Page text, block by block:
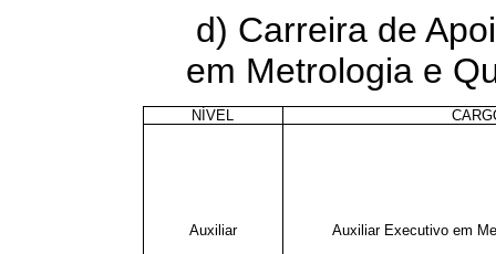
d) Carreira de
em Metrologia e
NÍVEL
Auxiliar Auxiliar Executivo em